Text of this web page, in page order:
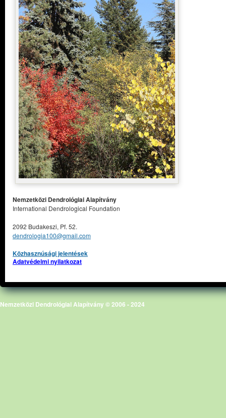
Nemzetközi Dendrológiai Alapítvány
International Dendrological Foundation
2092 Budakeszi, Pf. 52.
dendrologia100@gmail.com
Közhasznúsági jelentések
Adatvédelmi nyilatkozat
Nemzetközi Dendrológiai Alapítvány © 2006 - 2024